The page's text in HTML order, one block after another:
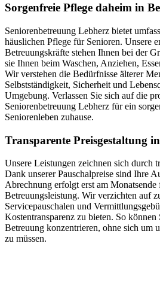
Sorgenfreie Pflege daheim in
Seniorenbetreuung Lebherz bietet
häuslichen Pflege für Senioren. Unsere
Betreuungskräfte stehen Ihnen bei der
sie Ihnen beim Waschen, Anziehen,
Wir verstehen die Bedürfnisse älterer
Selbstständigkeit, Sicherheit und
Umgebung. Verlassen Sie sich auf die
Seniorenbetreuung Lebherz für ein
Seniorenleben zuhause.
Transparente Preisgestaltung
Unsere Leistungen zeichnen sich durch
Dank unserer Pauschalpreise sind Ihre
Abrechnung erfolgt erst am Monatsende
Betreuungsleistung. Wir verzichten auf
Servicepauschalen und
Kostentransparenz zu bieten. So können
Betreuung konzentrieren, ohne sich um
zu müssen.